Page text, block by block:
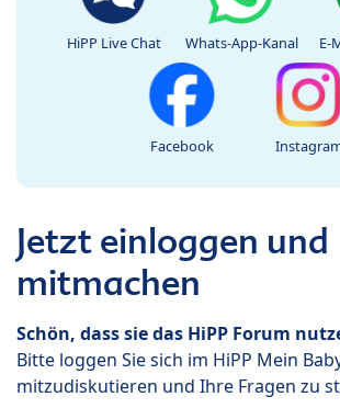
HiPP Live Chat Whats-App-Kanal E-
Facebook
Jetzt einloggen und
mitmachen
Schön, dass sie das HiPP Forum
Bitte loggen Sie sich im HiPP Mein
mitzudiskutieren und Ihre Fragen zu